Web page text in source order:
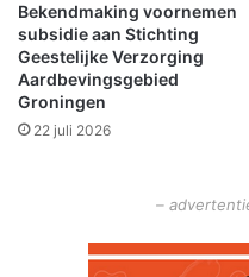
Bekendmaking voornemen
subsidie aan Stichting
Geestelijke Verzorging
Aardbevingsgebied
Groningen
22 juli 2026
–